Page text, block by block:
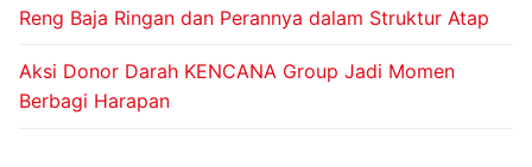
Reng Baja Ringan dan Perannya dalam Struktur Atap
Aksi Donor Darah KENCANA Group Jadi Momen
Berbagi Harapan